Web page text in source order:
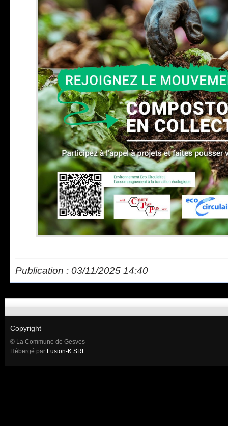
Publication : 03/11/2025 14:40
Copyright
© La Commune de Gesves
Hébergé par Fusion-K SRL